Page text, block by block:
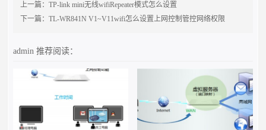
上一篇：TP-link mini无线wifiRepeater模式怎么设置
下一篇：TL-WR841N V1~V11wifi怎么设置上网控制管控网络权限
admin推荐阅读：